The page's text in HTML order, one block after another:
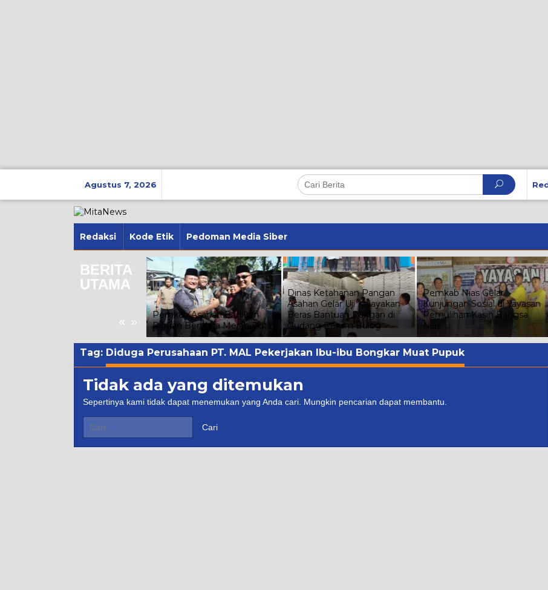
Agustus 7, 2026
Redaksi Kode Etik Pedoman Media Siber
BERITA
UTAMA
« »
Hari Kedua Festival Tao Toba
Dorong UMKM Naik Kelas
Pemkab Asahan Bagikan
Ribuan Bendera Merah Putih
Dinas Ketahanan Pangan
Asahan Gelar Uji Kelayakan
Beras Bantuan Pangan di
Gudang Perum Bulog
Pemkab Nias Gelar
Kunjungan Sosial di Yayasan
Pemulihan Kasih Bangsa
Nias
Tag: Diduga Perusahaan PT. MAL Pekerjakan Ibu-ibu Bongkar Muat Pupuk
Tidak ada yang ditemukan
Sepertinya kami tidak dapat menemukan yang Anda cari. Mungkin pencarian dapat membantu.
untuk: